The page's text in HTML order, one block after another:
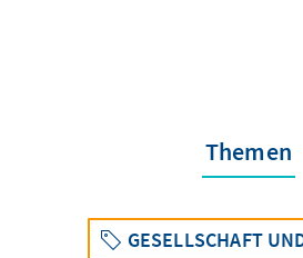
Themen
GESELLSCHAFT